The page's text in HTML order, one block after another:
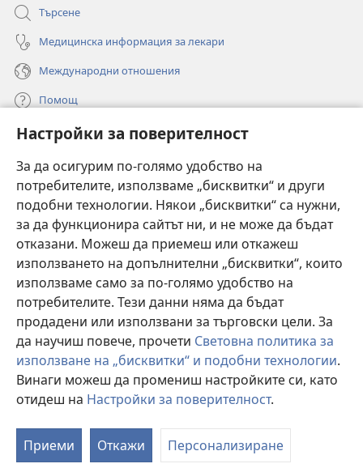
Настройки за поверителност
За да осигурим по-голямо удобство на
потребителите, използваме „бисквитки“ и други
подобни технологии. Някои „бисквитки“ са нужни,
за да функционира сайтът ни, и не може да бъдат
отказани. Можеш да приемеш или откажеш
използването на допълнителни „бисквитки“, които
използваме само за по-голямо удобство на
потребителите. Тези данни няма да бъдат
продадени или използвани за търговски цели. За
да научиш повече, прочети Световна политика за
използване на „бисквитки“ и подобни технологии.
Винаги можеш да промениш настройките си, като
отидеш на Настройки за поверителност.
Приеми Откажи Персонализиране
Търсене
Медицинска информация за лекари
Международни отношения
Помощ
Дарения
нов
прозорец)ОНЛАЙН БИБЛИОТЕКА „Стражева кула“
(отваря
нов
прозорец)
JW Hub
(отваря
нов
прозорец)JW Library
Watchtower Library ®
Copyright© 2026 Watch Tower Bible and Tract Society of Pennsylvania.
УСЛОВИЯ ЗА ПОЛЗВАНЕ|ПОЛИТИКА ЗА ПОВЕРИТЕЛНОСТ
НАСТРОЙКИ ЗА ПОВЕРИТЕЛНОСТ